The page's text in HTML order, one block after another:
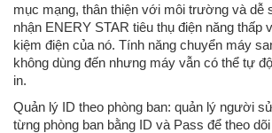
mục mạng, thân thiện với môi trường và dễ
nhận ENERY STAR tiêu thụ điện năng thấp
kiệm điện của nó. Tính năng chuyển máy
không dùng đến nhưng máy vẫn có thể tự
in.
Quản lý ID theo phòng ban: quản lý người
từng phòng ban bằng ID và Pass để theo